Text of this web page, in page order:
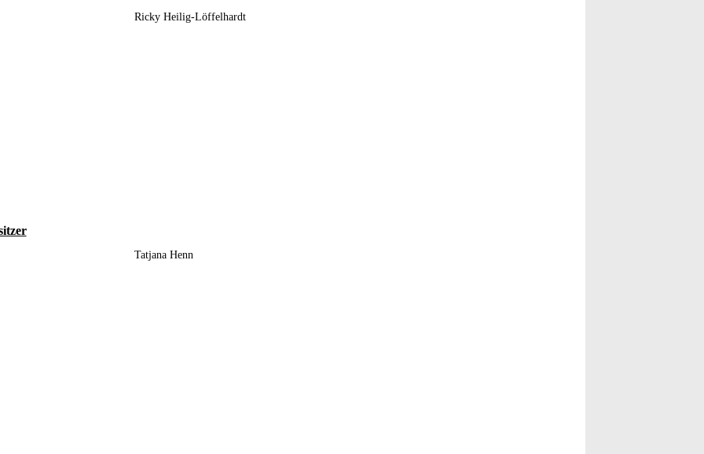
Ricky Heilig-Löffelhardt
Tatjana Henn